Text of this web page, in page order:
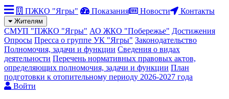
ПЖКО "Ягры" Показания Новости Контакты
Жителям
СМУП "ПЖКО "Ягры" АО ЖКО "Побережье" Достижения
Опросы Пресса о группе УК "Ягры" Законодательство
Полномочия, задачи и функции Сведения о видах
деятельности Перечень нормативных правовых актов,
определяющих полномочия, задачи и функции План
подготовки к отопительному периоду 2026-2027 года
Войти